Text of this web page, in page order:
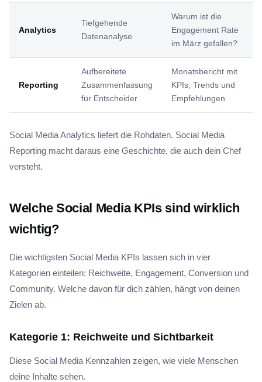
Analytics
Tiefgehende
Datenanalyse
Warum ist die
Engagement Rate
im März gefallen?
Reporting
Aufbereitete
Zusammenfassung
für Entscheider
Monatsbericht mit
KPIs, Trends und
Empfehlungen
Social Media Analytics liefert die Rohdaten. Social Media
Reporting macht daraus eine Geschichte, die auch dein Chef
versteht.
Welche Social Media KPIs sind wirklich
wichtig?
Die wichtigsten Social Media KPIs lassen sich in vier
Kategorien einteilen: Reichweite, Engagement, Conversion und
Community. Welche davon für dich zählen, hängt von deinen
Zielen ab.
Kategorie 1: Reichweite und Sichtbarkeit
Diese Social Media Kennzahlen zeigen, wie viele Menschen
deine Inhalte sehen.